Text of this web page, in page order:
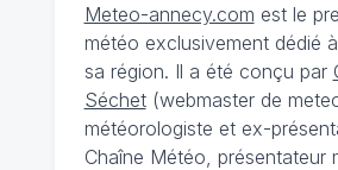
Meteo-annecy.com est le
météo exclusivement dédié à
sa région. Il a été conçu par
Séchet(webmaster de
météorologiste et ex-
Chaîne Météo, présentateur